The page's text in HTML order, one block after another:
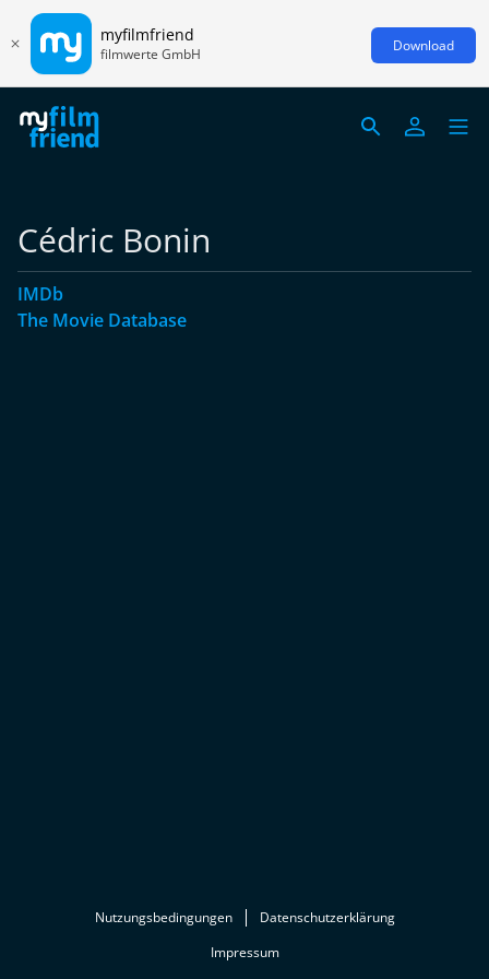
myfilmfriend
filmwerte GmbH Download
Cédric Bonin
IMDb
The Movie Database
Nutzungsbedingungen
Datenschutzerklärung
Impressum